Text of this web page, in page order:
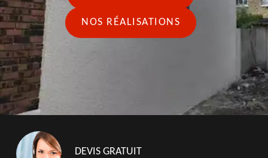
NOS RÉALISATIONS
DEVIS GRATUIT